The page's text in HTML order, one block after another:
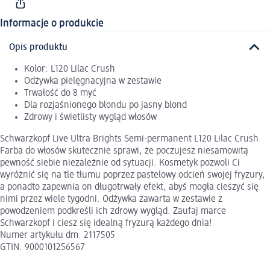
Informacje o produkcie
Opis produktu
Kolor: L120 Lilac Crush
Odżywka pielęgnacyjna w zestawie
Trwałość do 8 myć
Dla rozjaśnionego blondu po jasny blond
Zdrowy i świetlisty wygląd włosów
Schwarzkopf Live Ultra Brights Semi-permanent L120 Lilac Crush
Farba do włosów skutecznie sprawi, że poczujesz niesamowitą
pewność siebie niezależnie od sytuacji. Kosmetyk pozwoli Ci
wyróżnić się na tle tłumu poprzez pastelowy odcień swojej fryzury,
a ponadto zapewnia on długotrwały efekt, abyś mogła cieszyć się
nimi przez wiele tygodni. Odżywka zawarta w zestawie z
powodzeniem podkreśli ich zdrowy wygląd. Zaufaj marce
Schwarzkopf i ciesz się idealną fryzurą każdego dnia!
Numer artykułu dm: 2117505
GTIN: 9000101256567